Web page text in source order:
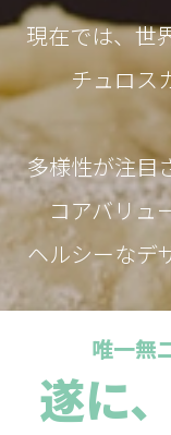
現在では、世
チュロス
多様性が注目
コアバリュ
ヘルシーなデ
唯一無
遂に